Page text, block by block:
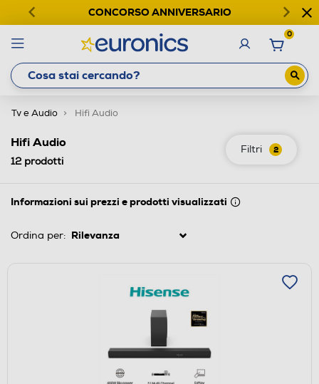
CONCORSO ANNIVERSARIO
0
Tv e Audio Hifi Audio
Filtri 2
Hifi Audio
12prodotti
Informazioni sui prezzi e prodotti visualizzati
Ordina per: